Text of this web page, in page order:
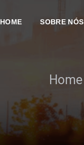
HOME SOBRE NÓS
Home